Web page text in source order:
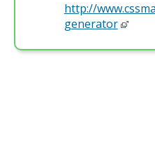
http://
generator